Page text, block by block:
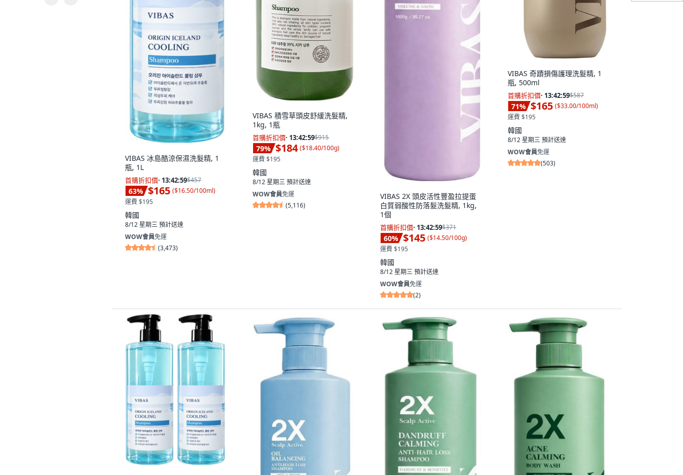
VIBAS 冰島酷涼保濕洗髮精, 1
瓶, 1L
首購折扣價· 13:42:58$457
63% $165 ($16.50/100ml)
運費 $195
韓國
8/12 星期三預計送達
WOW會員免運
(3,473)
VIBAS 積雪草頭皮舒緩洗髮精,
1kg, 1瓶
首購折扣價· 13:42:58$915
79% $184 ($18.40/100g)
運費 $195
韓國
8/12 星期三預計送達
WOW會員免運
(5,116)
VIBAS 2X 頭皮活性豐盈拉提蛋
白質弱酸性防落髮洗髮精, 1kg,
1個
首購折扣價· 13:42:58$371
60% $145 ($14.50/100g)
運費 $195
韓國
8/12 星期三預計送達
WOW會員免運
(2)
VIBAS 奇蹟損傷護理洗髮精, 1
瓶, 500ml
首購折扣價· 13:42:58$587
71% $165 ($33.00/100ml)
運費 $195
韓國
8/12 星期三預計送達
WOW會員免運
(503)